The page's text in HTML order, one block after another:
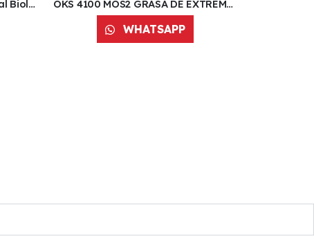
OKS 2650 Limpiador Industrial Biologic a Base de Agua | 5 L OKS 4100 MOS2 GRASA DE EXTREMA PRESIÓN | 5 KG
WHATSAPP